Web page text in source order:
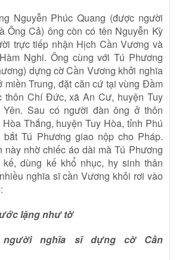
Nguyễn Phúc Quang (được người
Ông Cả) ông còn có tên Nguyễn Kỳ
trực tiếp nhận Hịch Cần Vương và
Nghi. Ông cùng với Tú Phương
dựng cờ Cần Vương khởi nghĩa
miền Trung, đặt căn cứ tại vùng Đầm
thôn Chí Đức, xã An Cư, huyện Tuy
Sau có người đàn ông ở thôn
Thắng, huyện Tuy Hòa, tỉnh Phú
Tú Phương giao nộp cho Pháp.
này nhờ chiếc áo dài mà Tú Phương
dùng kế khổ nhục, hy sinh thân
nghĩa sĩ cần Vương khỏi rơi vào
lặng như tờ
người nghĩa sĩ dựng cờ Cần